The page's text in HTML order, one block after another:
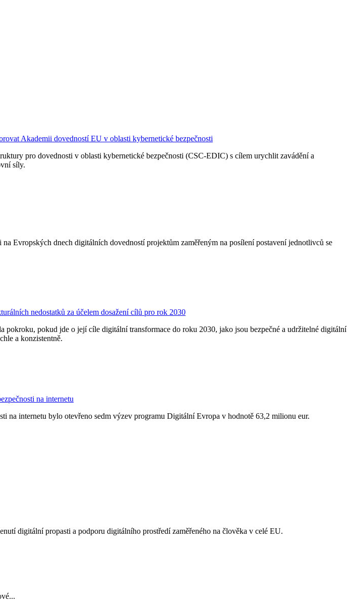
Akademii dovedností EU v oblasti kybernetické bezpečnosti
pro dovednosti v oblasti kybernetické bezpečnosti (CSC-EDIC) s cílem urychlit zavádění a
síly.
Evropských dnech digitálních dovedností projektům zaměřeným na posílení postavení jednotlivců se
nedostatků za účelem dosažení cílů pro rok 2030
pokud jde o její cíle digitální transformace do roku 2030, jako jsou bezpečné a udržitelné digitální
a konzistentně.
na internetu
na internetu bylo otevřeno sedm výzev programu Digitální Evropa v hodnotě 63,2 milionu eur.
digitální propasti a podporu digitálního prostředí zaměřeného na člověka v celé EU.